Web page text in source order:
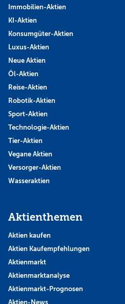
Immobilien-Aktien
KI-Aktien
Konsumgüter-Aktien
Luxus-Aktien
Neue Aktien
Öl-Aktien
Reise-Aktien
Robotik-Aktien
Sport-Aktien
Technologie-Aktien
Tier-Aktien
Vegane Aktien
Versorger-Aktien
Wasseraktien
Aktienthemen
Aktien kaufen
Aktien Kaufempfehlungen
Aktienmarkt
Aktienmarktanalyse
Aktienmarkt-Prognosen
Aktien-News